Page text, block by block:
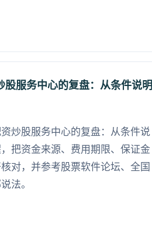
股服务中心的复盘：从条件说明
炒股服务中心的复盘：从条件说
把资金来源、费用期限、保证金
对，并参考股票软件论坛、全国
法。